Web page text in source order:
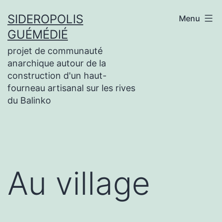
au
contenu
SIDEROPOLIS
GUÉMÉDIÉ
projet de communauté
anarchique autour de la
construction d'un haut-
fourneau artisanal sur les rives
du Balinko
Menu
Au village